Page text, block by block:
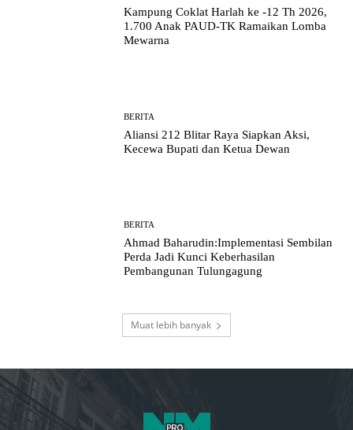
Kampung Coklat Harlah ke -12 Th 2026,
1.700 Anak PAUD-TK Ramaikan Lomba
Mewarna
BERITA
Aliansi 212 Blitar Raya Siapkan Aksi,
Kecewa Bupati dan Ketua Dewan
BERITA
Ahmad Baharudin:Implementasi Sembilan
Perda Jadi Kunci Keberhasilan
Pembangunan Tulungagung
Muat lebih banyak